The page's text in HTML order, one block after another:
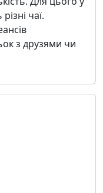
чаї.
з друзями чи